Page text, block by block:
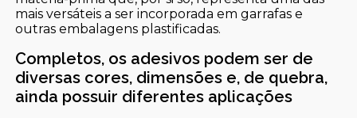
mais versáteis a ser incorporada em garrafas e
outras embalagens plastificadas.
Completos, os adesivos podem ser de
diversas cores, dimensões e, de quebra,
ainda possuir diferentes aplicações